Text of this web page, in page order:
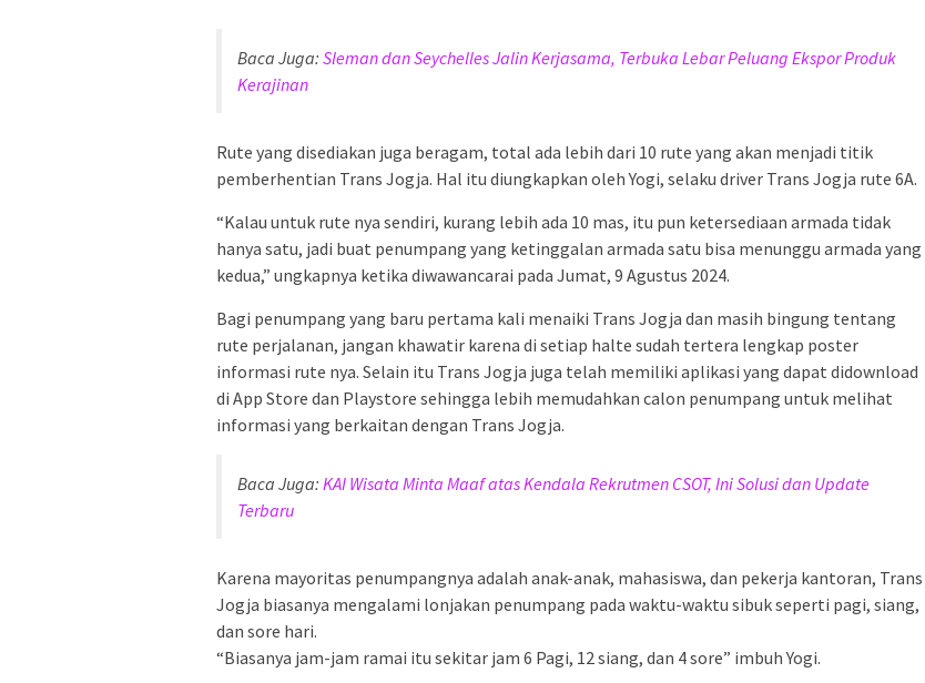
Baca Juga: Sleman dan Seychelles Jalin Kerjasama, Terbuka Lebar Peluang Ekspor Produk
Kerajinan
Rute yang disediakan juga beragam, total ada lebih dari 10 rute yang akan menjadi titik
pemberhentian Trans Jogja. Hal itu diungkapkan oleh Yogi, selaku driver Trans Jogja rute 6A.
“Kalau untuk rute nya sendiri, kurang lebih ada 10 mas, itu pun ketersediaan armada tidak
hanya satu, jadi buat penumpang yang ketinggalan armada satu bisa menunggu armada yang
kedua,” ungkapnya ketika diwawancarai pada Jumat, 9 Agustus 2024.
Bagi penumpang yang baru pertama kali menaiki Trans Jogja dan masih bingung tentang
rute perjalanan, jangan khawatir karena di setiap halte sudah tertera lengkap poster
informasi rute nya. Selain itu Trans Jogja juga telah memiliki aplikasi yang dapat didownload
di App Store dan Playstore sehingga lebih memudahkan calon penumpang untuk melihat
informasi yang berkaitan dengan Trans Jogja.
Baca Juga: KAI Wisata Minta Maaf atas Kendala Rekrutmen CSOT, Ini Solusi dan Update
Terbaru
Karena mayoritas penumpangnya adalah anak-anak, mahasiswa, dan pekerja kantoran, Trans
Jogja biasanya mengalami lonjakan penumpang pada waktu-waktu sibuk seperti pagi, siang,
dan sore hari.
“Biasanya jam-jam ramai itu sekitar jam 6 Pagi, 12 siang, dan 4 sore” imbuh Yogi.